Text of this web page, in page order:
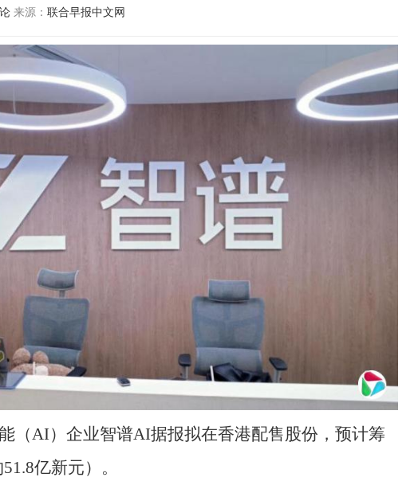
来源： 联合早报中文网
（AI）企业智谱AI据报拟在香港配售股份，预计筹
亿新元）。